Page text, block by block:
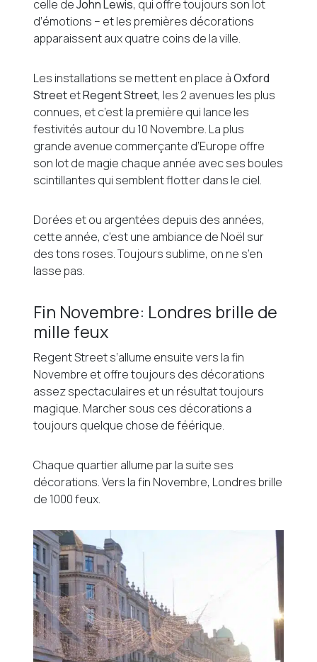
celle deJohn Lewis, qui offre toujours son lot
d’émotions – et les premières décorations
apparaissent aux quatre coins de la ville.
Les installations se mettent en place àOxford
StreetetRegent Street, les 2 avenues les plus
connues, et c’est la première qui lance les
festivités autour du 10 Novembre. La plus
grande avenue commerçante d’Europe offre
son lot de magie chaque année avec ses boules
scintillantes qui semblent flotter dans le ciel.
Dorées et ou argentées depuis des années,
cette année, c’est une ambiance de Noël sur
des tons roses. Toujours sublime, on ne s’en
lasse pas.
Fin Novembre: Londres brille de
mille feux
Regent Street s’allume ensuite vers la fin
Novembre et offre toujours des décorations
assez spectaculaires et un résultat toujours
magique. Marcher sous ces décorations a
toujours quelque chose de féérique.
Chaque quartier allume par la suite ses
décorations. Vers la fin Novembre, Londres brille
de 1000 feux.